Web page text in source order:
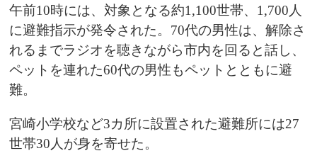
午前10時には、対象となる約1,100世帯、1,700人
に避難指示が発令された。70代の男性は、解除さ
れるまでラジオを聴きながら市内を回ると話し、
ペットを連れた60代の男性もペットとともに避
難。
宮崎小学校など3カ所に設置された避難所には27
世帯30人が身を寄せた。